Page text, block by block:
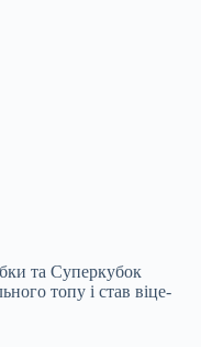
та Суперкубок
топу і став віце-